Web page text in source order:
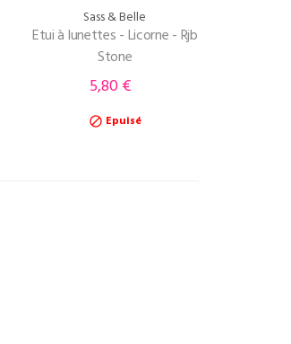
Sass & Belle
Etui à lunettes - Licorne - Rjb
Stone
Prix
5,80 €
 Epuisé